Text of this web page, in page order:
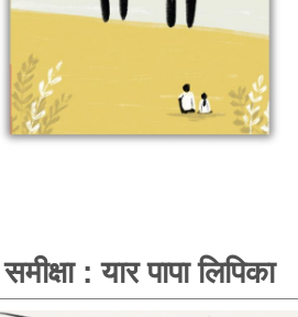
समीक्षा : यार पापा लिपिका